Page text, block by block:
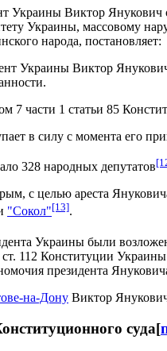
Украины Виктор Янукович
Украины, массовому
народа, постановляет:
Украины Виктор
7 части 1 статьи 85
в силу с момента его
328 народных депутатов
с целью ареста
"Сокол"[13].
Украины были
112 Конституции
президента
на-Дону Виктор
суда[